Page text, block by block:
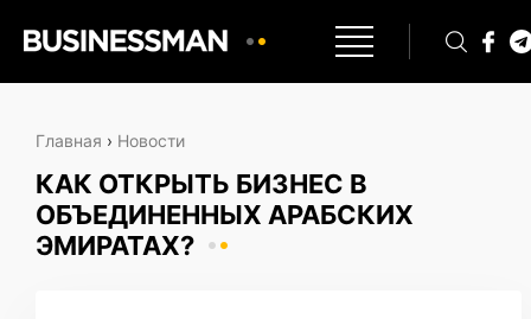
Главная › Новости
КАК ОТКРЫТЬ БИЗНЕС В
ОБЪЕДИНЕННЫХ АРАБСКИХ
ЭМИРАТАХ?